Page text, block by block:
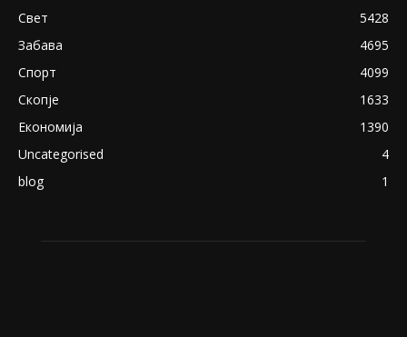
Свет
5428
Забава
4695
Спорт
4099
Скопје
1633
Економија
1390
Uncategorised
4
blog
1